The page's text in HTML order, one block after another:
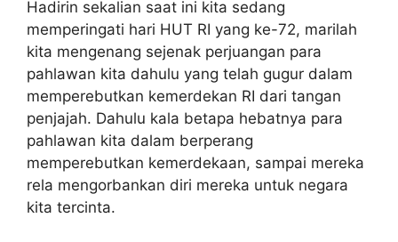
Hadirin sekalian saat ini kita sedang
memperingati hari HUT RI yang ke-72, marilah
kita mengenang sejenak perjuangan para
pahlawan kita dahulu yang telah gugur dalam
memperebutkan kemerdekan RI dari tangan
penjajah. Dahulu kala betapa hebatnya para
pahlawan kita dalam berperang
memperebutkan kemerdekaan, sampai mereka
rela mengorbankan diri mereka untuk negara
kita tercinta.